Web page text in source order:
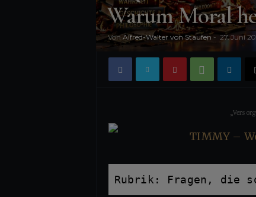
Warum Moral
Von Alfred-Walter von Staufen - 27. Juni
Rubrik: Fragen, die